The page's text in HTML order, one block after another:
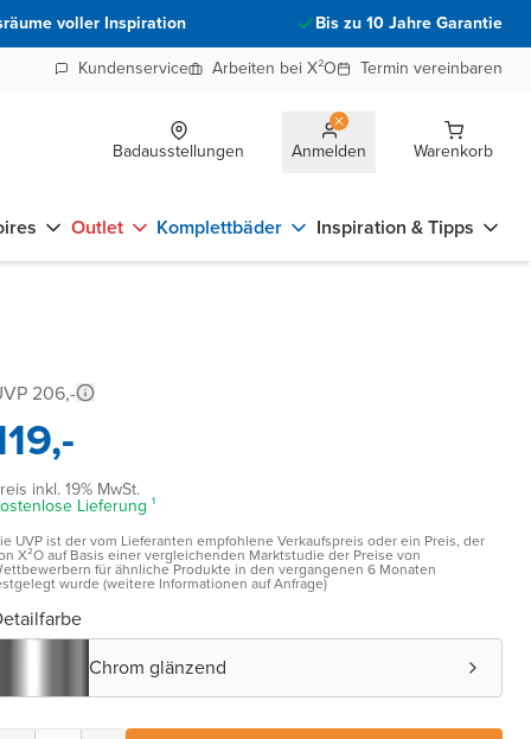
voller Inspiration
Bis zu 10 Jahre Garantie
Kundenservice
Arbeiten bei X²O Termin vereinbaren
Badausstellungen Anmelden Warenkorb
Outlet Komplettbäder Inspiration & Tipps
206,-
inkl. 19% MwSt.
Lieferung ¹
UVP ist der vom Lieferanten empfohlene Verkaufspreis oder ein Preis, der
X²O auf Basis einer vergleichenden Marktstudie der Preise von
für ähnliche Produkte in den vergangenen 6 Monaten
wurde (weitere Informationen auf Anfrage)
Chrom glänzend